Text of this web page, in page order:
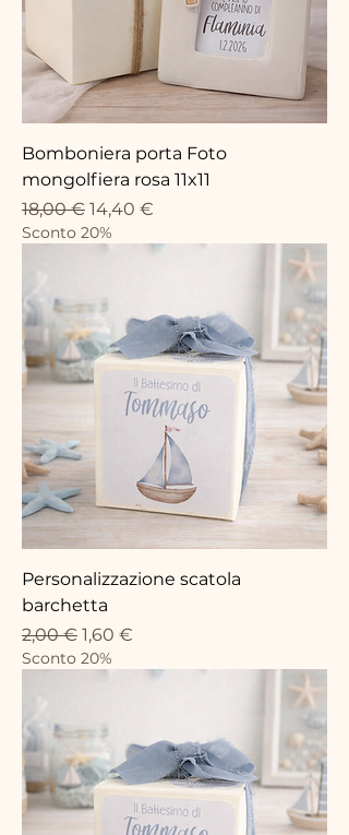
Bomboniera porta Foto
mongolfiera rosa 11x11
Prezzo regolare
18,00 € Prezzo scontato
14,40 €
Sconto 20%
Personalizzazione scatola
barchetta
Prezzo regolare
2,00 € Prezzo scontato
1,60 €
Sconto 20%